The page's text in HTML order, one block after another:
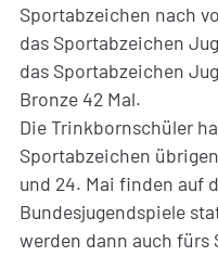
Sportabzeichen nach
das Sportabzeichen
das Sportabzeichen
Bronze 42 Mal.
Die Trinkbornschüler
Sportabzeichen
und 24. Mai finden auf
Bundesjugendspiele
werden dann auch fürs